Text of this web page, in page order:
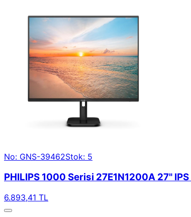
No: GNS-39462Stok: 5
PHILIPS 1000 Serisi 27E1N1200A 27"
6.893,41 TL